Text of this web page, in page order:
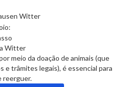
Witter
Witter
meio da doação de animais (que
e trâmites legais), é essencial para
reerguer.